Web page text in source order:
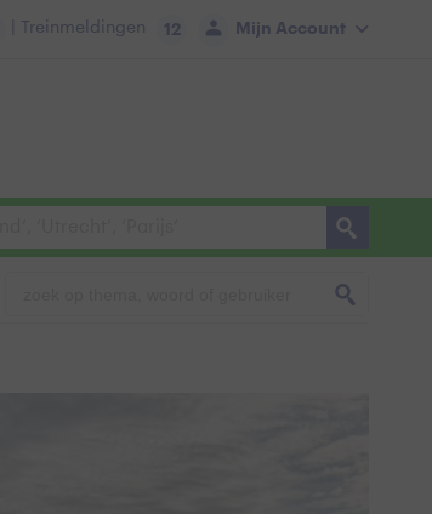
Mijn Account
| Treinmeldingen 12